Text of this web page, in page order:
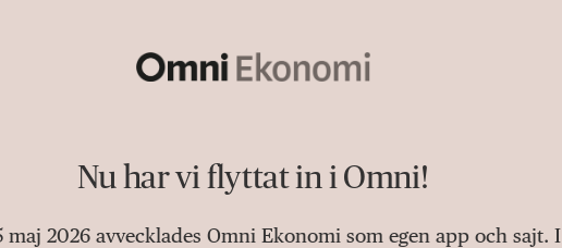
Nu har vi flyttat in i Omni!
maj 2026 avvecklades Omni Ekonomi som egen app och sajt. I